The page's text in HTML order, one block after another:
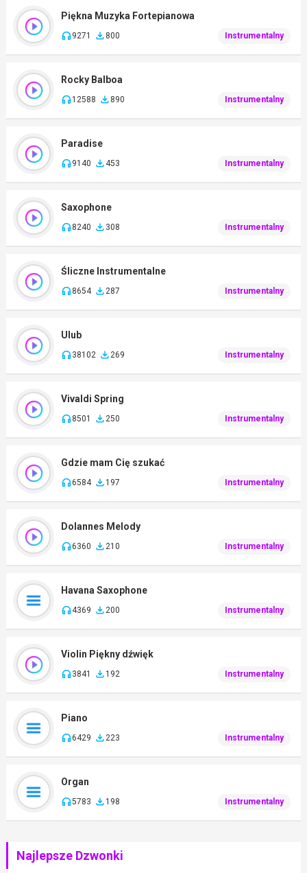
Piękna Muzyka Fortepianowa
9271 800 Instrumentalny
Rocky Balboa
12588 890 Instrumentalny
Paradise
9140 453 Instrumentalny
Saxophone
8240 308 Instrumentalny
Śliczne Instrumentalne
8654 287 Instrumentalny
Ulub
38102 269 Instrumentalny
Vivaldi Spring
8501 250 Instrumentalny
Gdzie mam Cię szukać
6584 197 Instrumentalny
Dolannes Melody
6360 210 Instrumentalny
Havana Saxophone
4369 200 Instrumentalny
Violin Piękny dźwięk
3841 192 Instrumentalny
Piano
6429 223 Instrumentalny
Organ
5783 198 Instrumentalny
Najlepsze Dzwonki